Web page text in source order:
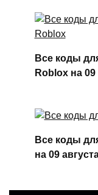
Все коды
Roblox на 09
Все коды
на 09